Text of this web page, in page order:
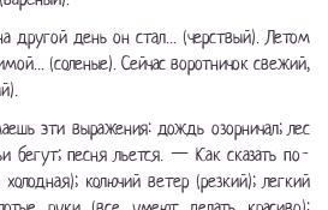
другой день он стал... (черствый). Летом
(соленые). Сейчас воротничок свежий,
эти выражения: дождь озорничал; лес
бегут; песня льется. — Как сказать по-
колючий ветер (резкий); легкий